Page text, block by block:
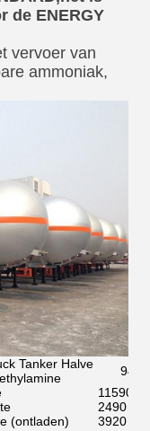
de ENERGY
vervoer van
ammoniak,
Tanker Halve
11590
2490
(ontladen)
3920